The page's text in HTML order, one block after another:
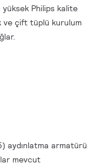
Philips kalite
ve çift tüplü kurulum
aydınlatma armatürü
mevcut